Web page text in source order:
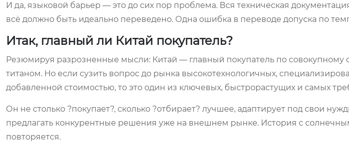
И да, языковой барьер — это до сих пор проблема. Вся техническая
всё должно быть идеально переведено. Одна ошибка в переводе допуска по
Итак, главный ли Китай покупатель?
Резюмируя разрозненные мысли: Китай — главный покупатель по совокупному
титаном. Но если сузить вопрос до рынка высокотехнологичных,
добавленной стоимостью, то это один из ключевых, быстрорастущих и самых
Он не столько ?покупает?, сколько ?отбирает? лучшее, адаптирует под свои
предлагать конкурентные решения уже на внешнем рынке. История с
повторяется.